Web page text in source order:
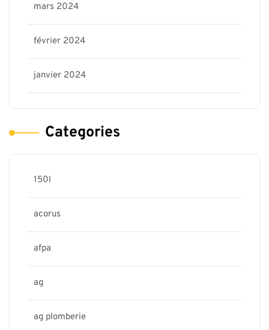
mars 2024
février 2024
janvier 2024
Categories
150l
acorus
afpa
ag
ag plomberie